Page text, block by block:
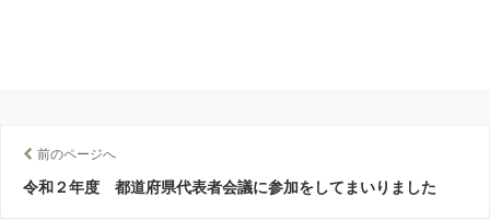
前のページへ
令和２年度 都道府県代表者会議に参加をしてまいりました